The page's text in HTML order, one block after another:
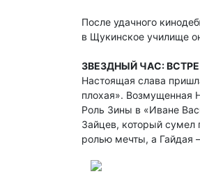
После удачного
в Щукинское училище
ЗВЕЗДНЫЙ ЧАС:
Настоящая слава
плохая». Возмущенная
Роль Зины в «Иване
Зайцев, который сумел
ролью мечты, а